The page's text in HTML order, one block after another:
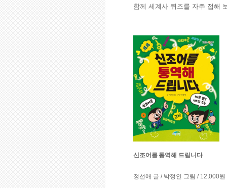
함께 세계사 퀴즈를 자주 접해
신조어를 통역해 드립니다
정선애 글 / 박정인 그림 / 12,000